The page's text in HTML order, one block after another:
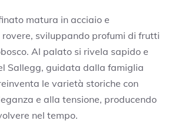
matura in acciaio e
sviluppando profumi di frutti
Al palato si rivela sapido e
Sallegg, guidata dalla famiglia
le varietà storiche con
e alla tensione, producendo
nel tempo.